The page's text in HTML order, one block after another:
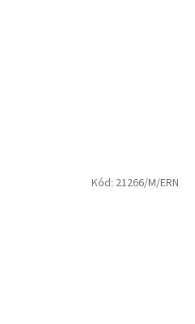
Kód: 21266/M/ERN